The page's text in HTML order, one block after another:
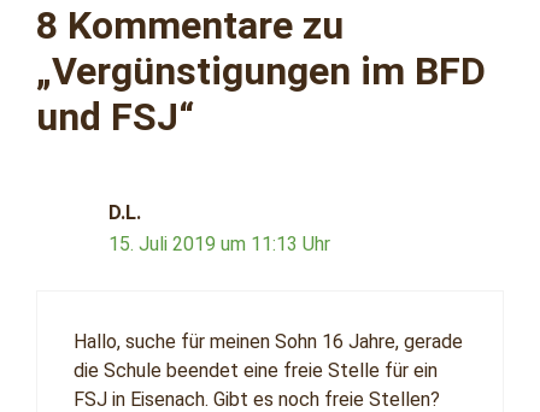
8 Kommentare zu
„Vergünstigungen im BFD
und FSJ“
D.L.
15. Juli 2019 um 11:13 Uhr
Hallo, suche für meinen Sohn 16 Jahre, gerade
die Schule beendet eine freie Stelle für ein
FSJ in Eisenach. Gibt es noch freie Stellen?